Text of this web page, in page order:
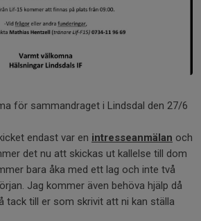
för sammandraget i Lindsdal den 27/6
endast var en intresseanmälan och
det nu att skickas ut kallelse till dom
bara åka med ett lag och inte två
Jag kommer även behöva hjälp då
tack till er som skrivit att ni kan ställa